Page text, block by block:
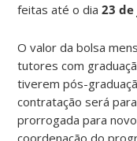
feitas até o dia23
O valor da bolsa
tutores com
tiverem pós-
contratação será
prorrogada para
coordenação do